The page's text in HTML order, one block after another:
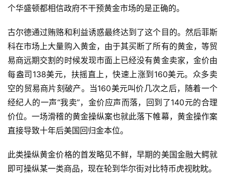
个华盛顿都相信政府不干预黄金市场的是正确的。
古尔德通过贿赂和利益诱惑最终达到了这个目的。然后菲斯
科在市场上大量购入黄金，由于其买断了所有的黄金，等贸
易商远期交割的时候发现市面上已经没有黄金卖家，金价由
每盎司138美元，扶摇直上，快速上涨到160美元。众多卖
空的贸易商片刻破产。当160美元叫价几次之后，随着一个
经纪人的一声“我卖”，金价应声而落，回到了140元的合理
价位。一场滑稽的黄金操纵案也就此落下帷幕，黄金操作案
直接导致十年后美国回归金本位。
此类操纵黄金价格的首发略见不鲜，早期的美国金融大鳄就
即可操纵某一类商品，现在轮到华尔街对比特币虎视眈眈。